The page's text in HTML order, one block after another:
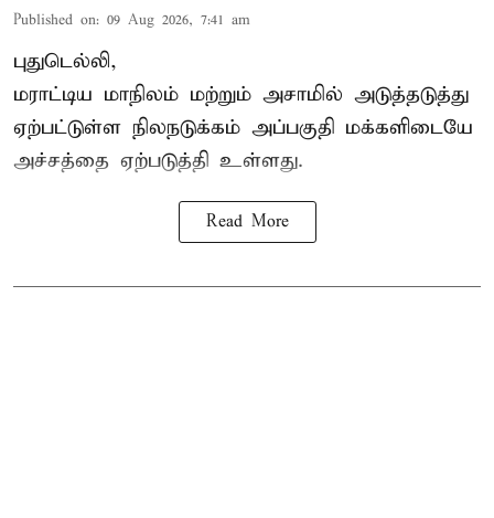
Published on: 09 Aug 2026, 7:41 am
புதுடெல்லி,
மராட்டிய மாநிலம் மற்றும் அசாமில் அடுத்தடுத்து
ஏற்பட்டுள்ள நிலநடுக்கம் அப்பகுதி மக்களிடையே
அச்சத்தை ஏற்படுத்தி உள்ளது.
Read More